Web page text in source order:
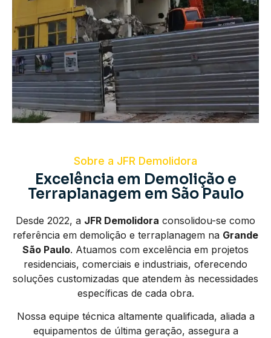
Sobre a JFR Demolidora
Excelência em Demolição e
Terraplanagem em São Paulo
Desde 2022, a JFR Demolidora consolidou-se como
referência em demolição e terraplanagem na Grande
São Paulo. Atuamos com excelência em projetos
residenciais, comerciais e industriais, oferecendo
soluções customizadas que atendem às necessidades
específicas de cada obra.
Nossa equipe técnica altamente qualificada, aliada a
equipamentos de última geração, assegura a